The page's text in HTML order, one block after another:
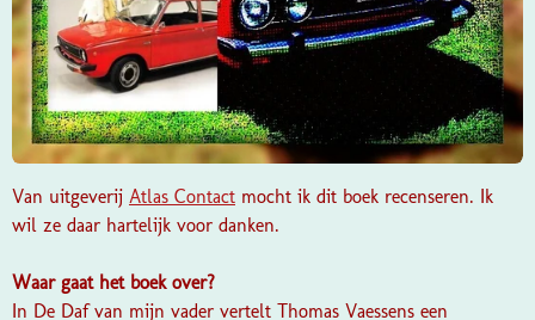
Van uitgeverij Atlas Contact mocht ik dit boek recenseren. Ik
wil ze daar hartelijk voor danken.
Waar gaat het boek over?
In De Daf van mijn vader vertelt Thomas Vaessens een